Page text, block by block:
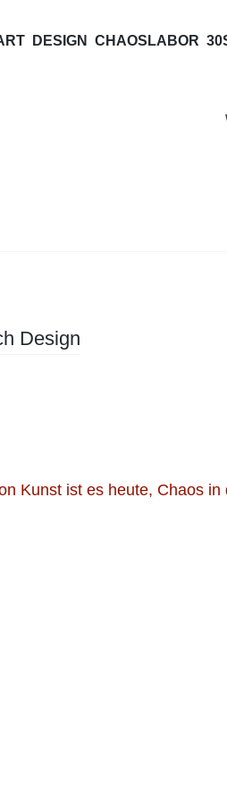
DESIGN CHAOSLABOR
Design
Kunst ist es heute, Chaos